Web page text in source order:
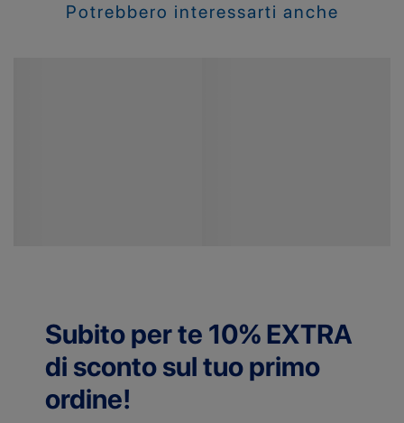
Potrebbero interessarti anche
Subito per te 10% EXTRA
di sconto sul tuo primo
ordine!